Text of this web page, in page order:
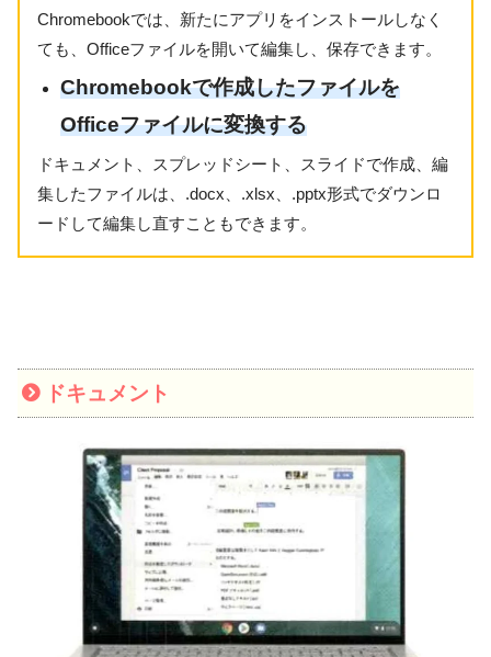
Chromebookでは、新たにアプリをインストールしなく
ても、Officeファイルを開いて編集し、保存できます。
Chromebookで作成したファイルを
Officeファイルに変換する
ドキュメント、スプレッドシート、スライドで作成、編
集したファイルは、.docx、.xlsx、.pptx形式でダウンロ
ードして編集し直すこともできます。
ドキュメント